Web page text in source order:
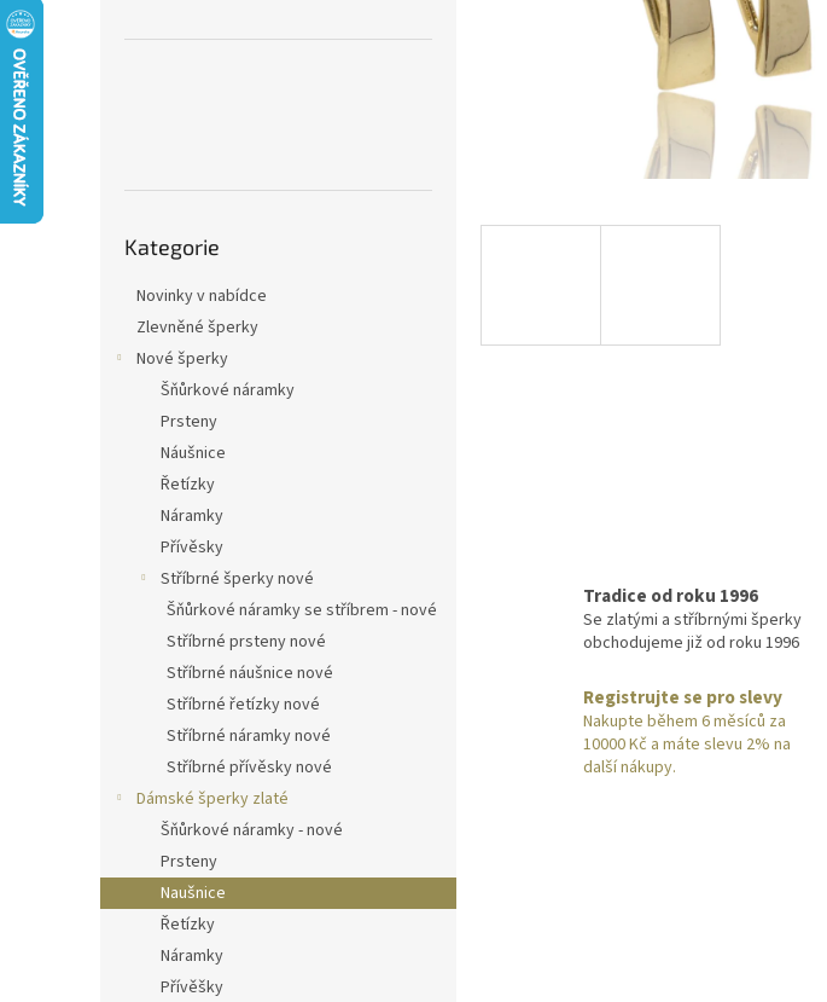
kategorie
Kategorie
Novinky v nabídce
Zlevněné šperky
Nové šperky
Šňůrkové náramky
Prsteny
Náušnice
Řetízky
Náramky
Přívěsky
Stříbrné šperky nové
Šňůrkové náramky se stříbrem - nové
Stříbrné prsteny nové
Stříbrné náušnice nové
Stříbrné řetízky nové
Stříbrné náramky nové
Stříbrné přívěsky nové
Dámské šperky zlaté
Šňůrkové náramky - nové
Prsteny
Naušnice
Řetízky
Náramky
Přívěšky
Tradice od roku 1996
Se zlatými a stříbrnými šperky
obchodujeme již od roku 1996
Registrujte se pro slevy
Nakupte během 6 měsíců za
10000 Kč a máte slevu 2% na
další nákupy.